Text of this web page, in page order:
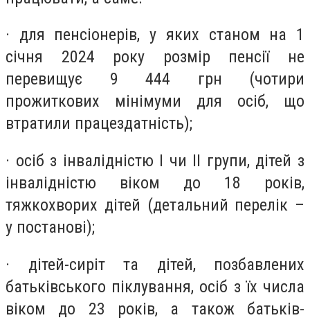
· для пенсіонерів, у яких станом на 1
січня 2024 року розмір пенсії не
перевищує 9 444 грн (чотири
прожиткових мінімуми для осіб, що
втратили працездатність);
· осіб з інвалідністю I чи II групи, дітей з
інвалідністю віком до 18 років,
тяжкохворих дітей (детальний перелік –
у постанові);
· дітей-сиріт та дітей, позбавлених
батьківського піклування, осіб з їх числа
віком до 23 років, а також батьків-